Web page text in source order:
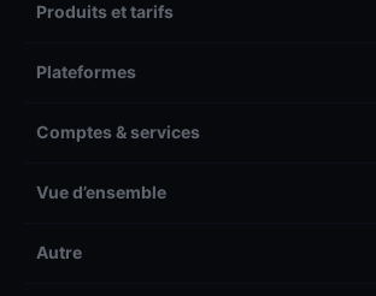
Produits et tarifs
Plateformes
Comptes & services
Vue d’ensemble
Autre